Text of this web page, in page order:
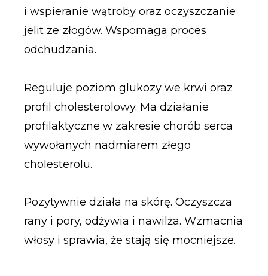
i wspieranie wątroby oraz oczyszczanie
jelit ze złogów. Wspomaga proces
odchudzania.
Reguluje poziom glukozy we krwi oraz
profil cholesterolowy. Ma działanie
profilaktyczne w zakresie chorób serca
wywołanych nadmiarem złego
cholesterolu.
Pozytywnie działa na skórę. Oczyszcza
rany i pory, odżywia i nawilża. Wzmacnia
włosy i sprawia, że stają się mocniejsze.